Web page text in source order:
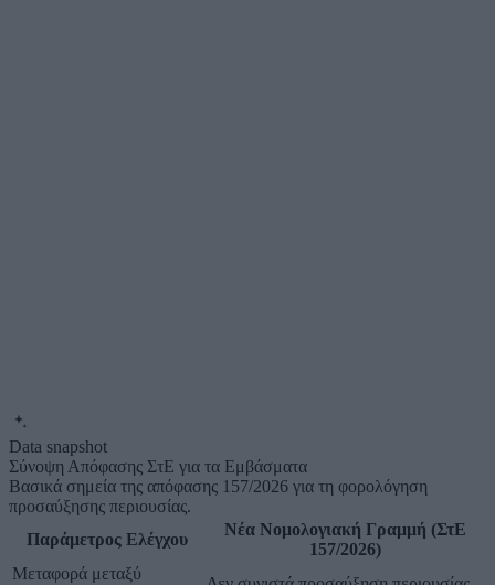
Data snapshot
Σύνοψη Απόφασης ΣτΕ για τα Εμβάσματα
Βασικά σημεία της απόφασης 157/2026 για τη φορολόγηση
προσαύξησης περιουσίας.
Παράμετρος Ελέγχου
Νέα Νομολογιακή Γραμμή (ΣτΕ
157/2026)
Μεταφορά μεταξύ